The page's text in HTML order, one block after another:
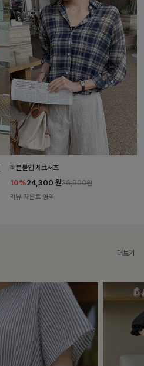
티븐롤업 체크셔츠
10%24,300 원26,900원
리뷰 카운트 영역
더보기